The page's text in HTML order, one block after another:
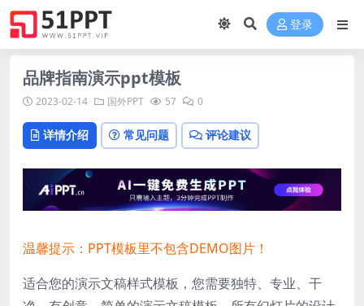
登录
品牌指南演示ppt模板
2023-02-14 国外PPT 57 0
详情介绍 常见问题 评论建议
温馨提示：PPT模板里不包含DEMO图片！
适合您的演示文稿样式模板，您需要独特、专业、干